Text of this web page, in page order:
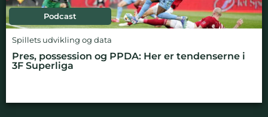
Podcast
Spillets udvikling og data
Pres, possession og PPDA: Her er tendenserne i
3F Superliga